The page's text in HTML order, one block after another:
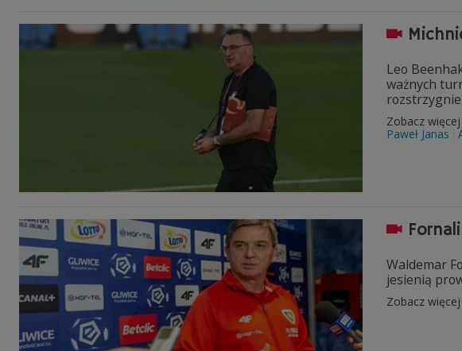
Leo
ważnych
rozstrzygnie
Zobacz
Paweł Janas
Waldemar
jesienią
Zobacz